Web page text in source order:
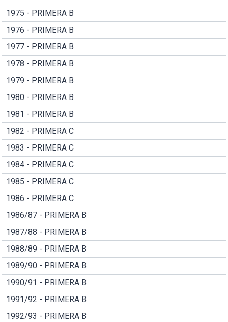
1975 - PRIMERA B
1976 - PRIMERA B
1977 - PRIMERA B
1978 - PRIMERA B
1979 - PRIMERA B
1980 - PRIMERA B
1981 - PRIMERA B
1982 - PRIMERA C
1983 - PRIMERA C
1984 - PRIMERA C
1985 - PRIMERA C
1986 - PRIMERA C
1986/87 - PRIMERA B
1987/88 - PRIMERA B
1988/89 - PRIMERA B
1989/90 - PRIMERA B
1990/91 - PRIMERA B
1991/92 - PRIMERA B
1992/93 - PRIMERA B